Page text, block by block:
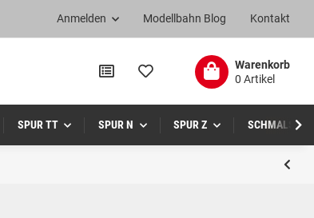
Kontakt
Modellbahn Blog
Anmelden
Warenkorb
0 Artikel
SPUR TT SPUR N SPUR Z SCHMALSPUR